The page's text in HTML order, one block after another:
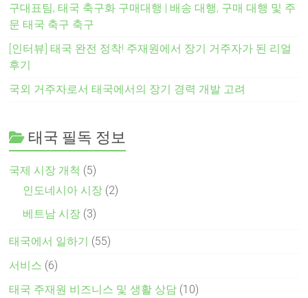
구대표팀, 태국 축구화 구매대행 | 배송 대행, 구매 대행 및 주
문 태국 축구 축구
[인터뷰] 태국 완전 정착! 주재원에서 장기 거주자가 된 리얼
후기
국외 거주자로서 태국에서의 장기 경력 개발 고려
태국 필독 정보
국제 시장 개척 (5)
인도네시아 시장 (2)
베트남 시장 (3)
태국에서 일하기 (55)
서비스 (6)
태국 주재원 비즈니스 및 생활 상담 (10)